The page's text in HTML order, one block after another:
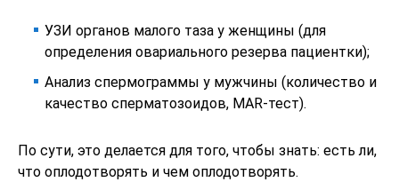
УЗИ органов малого таза у женщины (для
определения овариального резерва пациентки);
Анализ спермограммы у мужчины (количество и
качество сперматозоидов, MAR-тест).
По сути, это делается для того, чтобы знать: есть ли,
что оплодотворять и чем оплодотворять.